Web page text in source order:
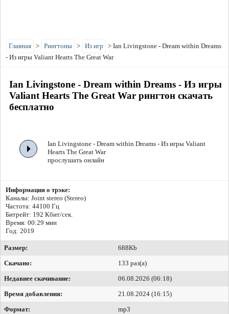
Главная > Рингтоны > Из игр > Ian Livingstone - Dream within Dreams
- Из игры Valiant Hearts The Great War
Ian Livingstone - Dream within Dreams - Из игры
Valiant Hearts The Great War рингтон скачать
бесплатно
Ian Livingstone - Dream within Dreams - Из игры Valiant
Hearts The Great War
прослушать онлайн
Информация о трэке:
Каналы: Joint stereo (Stereo)
Частота: 44100 Гц
Битрейт: 192 Кбит/сек.
Время: 00:29 мин
Год: 2019
Размер:
688Kb
Скачано:
133 раз(а)
Недавнее скачивание:
06.08.2026 (06:18)
Время добавления:
21.08.2024 (16:15)
Формат:
mp3